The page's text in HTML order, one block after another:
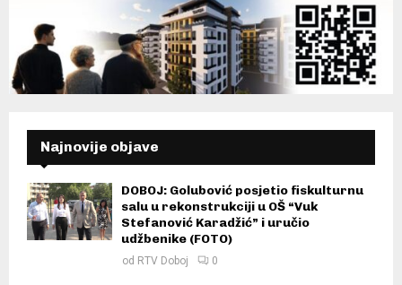
Najnovije objave
DOBOJ: Golubović posjetio fiskulturnu
salu u rekonstrukciji u OŠ “Vuk
Stefanović Karadžić” i uručio
udžbenike (FOTO)
od RTV Doboj 0